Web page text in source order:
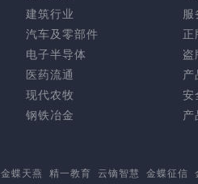
建筑行业
汽车及零部件
电子半导体
医药流通
现代农牧
钢铁冶金
正
盗
产
安
产
金蝶天燕 精一教育 云镝智慧 金蝶征信